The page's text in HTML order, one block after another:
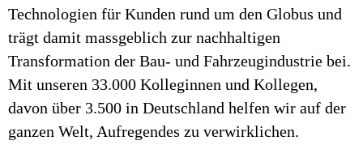
Technologien für Kunden rund um den Globus und
trägt damit massgeblich zur nachhaltigen
Transformation der Bau- und Fahrzeugindustrie bei.
Mit unseren 33.000 Kolleginnen und Kollegen,
davon über 3.500 in Deutschland helfen wir auf der
ganzen Welt, Aufregendes zu verwirklichen.